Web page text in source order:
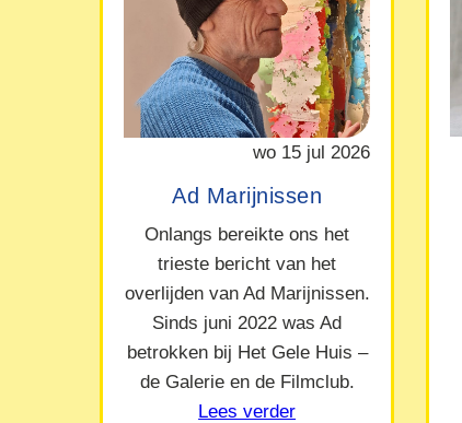
wo 15 jul 2026
Ad Marijnissen
Onlangs bereikte ons het
trieste bericht van het
overlijden van Ad Marijnissen.
Sinds juni 2022 was Ad
betrokken bij Het Gele Huis –
de Galerie en de Filmclub.
Lees verder